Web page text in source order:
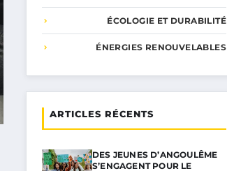
ÉCOLOGIE ET DURABILITÉ
ÉNERGIES RENOUVELABLES
ARTICLES RÉCENTS
DES JEUNES D’ANGOULÊME
S’ENGAGENT POUR LE